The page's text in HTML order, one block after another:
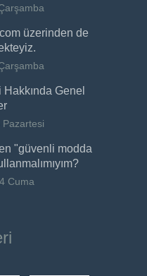
üzerinden de
Genel
Pazartesi
"güvenli modda
Cuma